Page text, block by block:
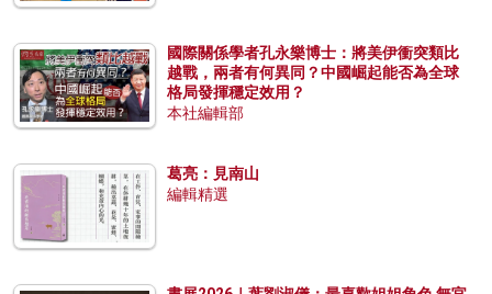
國際關係學者孔永樂博士：將美伊衝突類比
越戰，兩者有何異同？中國崛起能否為全球
格局發揮穩定效用？
本社編輯部
葛亮：見南山
編輯精選